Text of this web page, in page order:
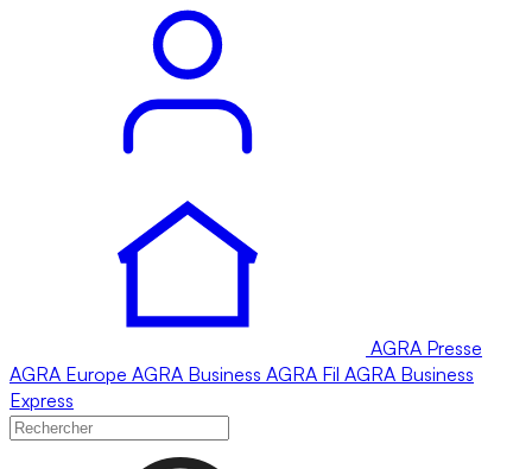
AGRA Presse
AGRA Europe AGRA Business AGRA Fil AGRA Business
Express